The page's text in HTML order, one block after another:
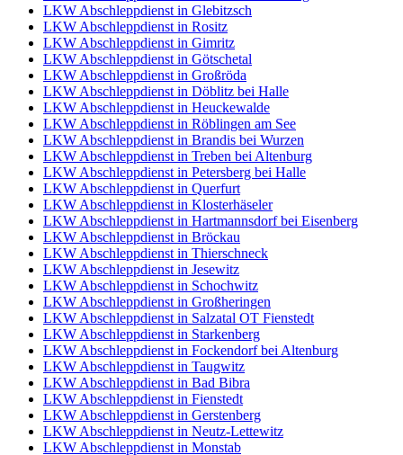
LKW Abschleppdienst in Glebitzsch
LKW Abschleppdienst in Rositz
LKW Abschleppdienst in Gimritz
LKW Abschleppdienst in Götschetal
LKW Abschleppdienst in Großröda
LKW Abschleppdienst in Döblitz bei Halle
LKW Abschleppdienst in Heuckewalde
LKW Abschleppdienst in Röblingen am See
LKW Abschleppdienst in Brandis bei Wurzen
LKW Abschleppdienst in Treben bei Altenburg
LKW Abschleppdienst in Petersberg bei Halle
LKW Abschleppdienst in Querfurt
LKW Abschleppdienst in Klosterhäseler
LKW Abschleppdienst in Hartmannsdorf bei Eisenberg
LKW Abschleppdienst in Bröckau
LKW Abschleppdienst in Thierschneck
LKW Abschleppdienst in Jesewitz
LKW Abschleppdienst in Schochwitz
LKW Abschleppdienst in Großheringen
LKW Abschleppdienst in Salzatal OT Fienstedt
LKW Abschleppdienst in Starkenberg
LKW Abschleppdienst in Fockendorf bei Altenburg
LKW Abschleppdienst in Taugwitz
LKW Abschleppdienst in Bad Bibra
LKW Abschleppdienst in Fienstedt
LKW Abschleppdienst in Gerstenberg
LKW Abschleppdienst in Neutz-Lettewitz
LKW Abschleppdienst in Monstab